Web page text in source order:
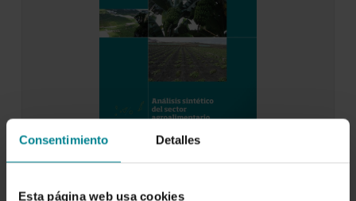
Consentimiento Detalles
Esta página web usa cookies